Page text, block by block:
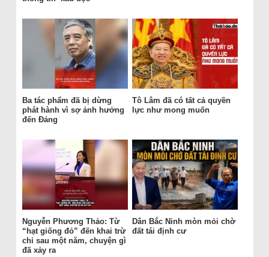
Ba tác phẩm đã bị dừng
phát hành vì sợ ảnh hưởng
đến Đảng
Tô Lâm đã có tất cả quyền
lực như mong muốn
Nguyễn Phương Thảo: Từ
“hạt giống đỏ” đến khai trừ
chỉ sau một năm, chuyện gì
đã xảy ra
Dân Bắc Ninh mòn mỏi chờ
đất tái định cư